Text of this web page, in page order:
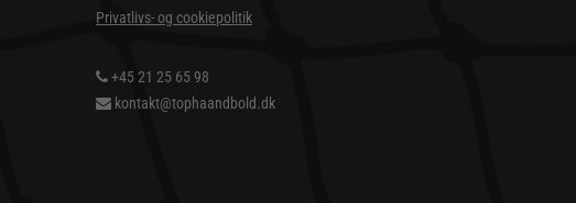
Privatlivs- og cookiepolitik
+45 21 25 65 98
kontakt@tophaandbold.dk